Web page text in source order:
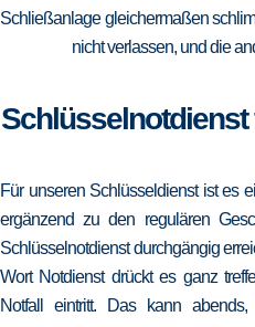
Schließanlage gleichermaßen
nicht verlassen, und die
Für unseren Schlüsseldienst ist es
ergänzend zu den regulären
Schlüsselnotdienst durchgängig
Wort Notdienst drückt es ganz
Notfall eintritt. Das kann